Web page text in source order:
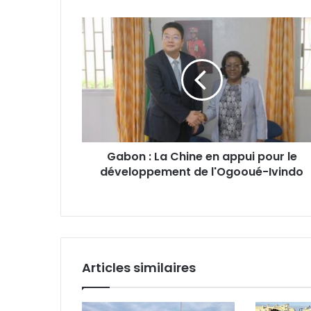
Gabon
La
Chine
en
développement
l'Ogooué-
Gabon : La Chine en appui pour le
développement de l'Ogooué-Ivindo
Articles similaires